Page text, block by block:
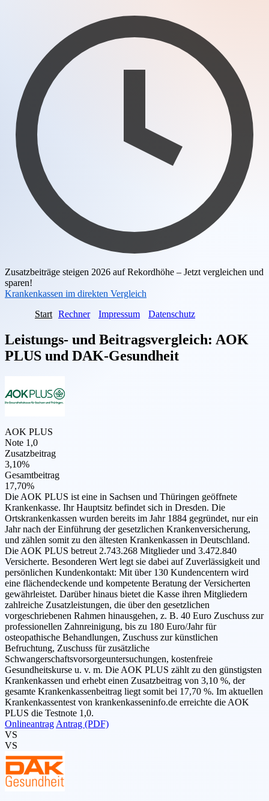
Zusatzbeiträge steigen 2026 auf Rekordhöhe – Jetzt vergleichen und
sparen!
Krankenkassen im direkten Vergleich
Start Rechner Impressum Datenschutz
Leistungs- und Beitragsvergleich: AOK
PLUS und DAK-Gesundheit
AOK PLUS
Note 1,0
Zusatzbeitrag
3,10%
Gesamtbeitrag
17,70%
Die AOK PLUS ist eine in Sachsen und Thüringen geöffnete
Krankenkasse. Ihr Hauptsitz befindet sich in Dresden. Die
Ortskrankenkassen wurden bereits im Jahr 1884 gegründet, nur ein
Jahr nach der Einführung der gesetzlichen Krankenversicherung,
und zählen somit zu den ältesten Krankenkassen in Deutschland.
Die AOK PLUS betreut 2.743.268 Mitglieder und 3.472.840
Versicherte. Besonderen Wert legt sie dabei auf Zuverlässigkeit und
persönlichen Kundenkontakt: Mit über 130 Kundencentern wird
eine flächendeckende und kompetente Beratung der Versicherten
gewährleistet. Darüber hinaus bietet die Kasse ihren Mitgliedern
zahlreiche Zusatzleistungen, die über den gesetzlichen
vorgeschriebenen Rahmen hinausgehen, z. B. 40 Euro Zuschuss zur
professionellen Zahnreinigung, bis zu 180 Euro/Jahr für
osteopathische Behandlungen, Zuschuss zur künstlichen
Befruchtung, Zuschuss für zusätzliche
Schwangerschaftsvorsorgeuntersuchungen, kostenfreie
Gesundheitskurse u. v. m. Die AOK PLUS zählt zu den günstigsten
Krankenkassen und erhebt einen Zusatzbeitrag von 3,10 %, der
gesamte Krankenkassenbeitrag liegt somit bei 17,70 %. Im aktuellen
Krankenkassentest von krankenkasseninfo.de erreichte die AOK
PLUS die Testnote 1,0.
Onlineantrag Antrag (PDF)
VS
VS